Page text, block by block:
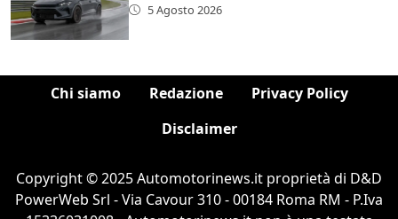
5 Agosto 2026
Chi siamo Redazione
Privacy Policy
Disclaimer
Copyright © 2025 Automotorinews.it proprietà di D&D
PowerWeb Srl - Via Cavour 310 - 00184 Roma RM - P.Iva